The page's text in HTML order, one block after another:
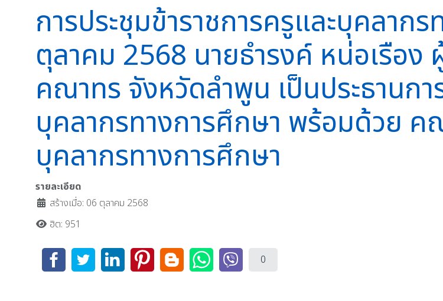
การประชุมข้าราชการครูและบุคลาก
ตุลาคม 2568 นายธำรงค์ หน่อเรือง
คณาทร จังหวัดลำพูน เป็นประธานกา
บุคลากรทางการศึกษา พร้อมด้วย ค
บุคลากรทางการศึกษา
รายละเอียด
สร้างเมื่อ: 06 ตุลาคม 2568
ฮิต: 951
0